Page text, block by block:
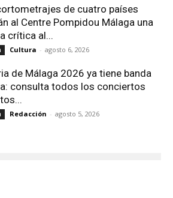
de cuatro países
al Centre Pompidou Málaga una
crítica al...
Cultura - agosto 6, 2026
de Málaga 2026 ya tiene banda
consulta todos los conciertos
Redacción - agosto 5, 2026